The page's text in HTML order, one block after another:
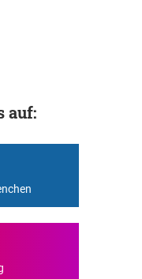
auf: